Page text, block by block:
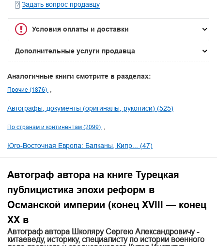
Задать вопрос продавцу
Условия оплаты и доставки
Дополнительные услуги продавца
Аналогичные книги смотрите в разделах:
Прочие (1876)
Автографы, документы (оригиналы, рукописи) (525)
По странам и континентам (2099)
Юго-Восточная Европа: Балканы, Кипр... (47)
Автограф автора на книге Турецкая
публицистика эпохи реформ в
Османской империи (конец XVIII — конец
XX в
Автограф автора Школяру Сергею Александровичу -
китаеведу, историку, специалисту по истории военного